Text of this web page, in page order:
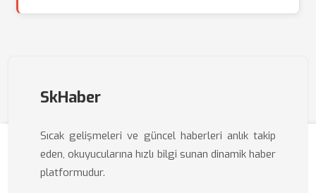
SkHaber
Sıcak gelişmeleri ve güncel haberleri anlık takip
eden, okuyucularına hızlı bilgi sunan dinamik haber
platformudur.